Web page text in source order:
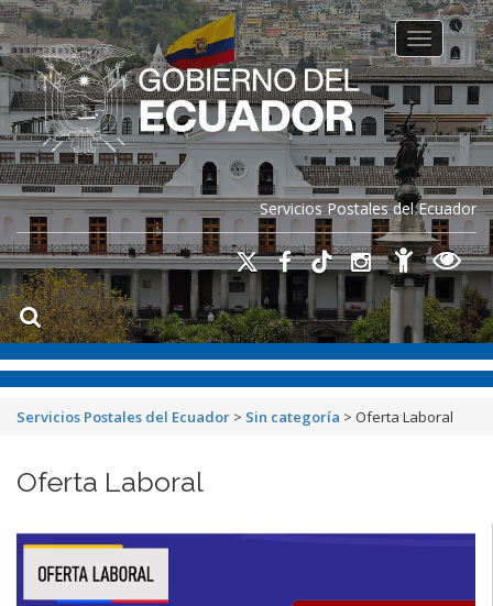
Servicios Postales del Ecuador
Toggle
Servicios Postales del Ecuador > Sin categoría > Oferta Laboral
Oferta Laboral